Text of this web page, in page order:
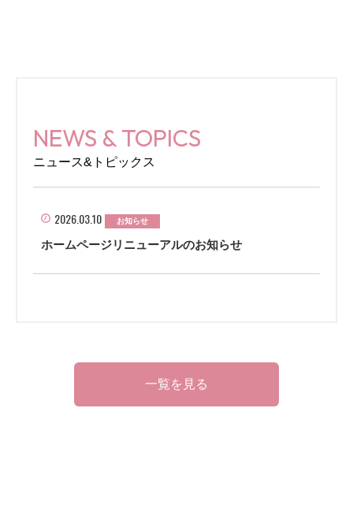
NEWS & TOPICS
ニュース&トピックス
2026.03.10 お知らせ
ホームページリニューアルのお知らせ
一覧を見る